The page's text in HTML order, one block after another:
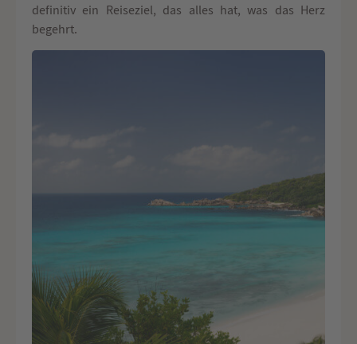
definitiv ein Reiseziel, das alles hat, was das Herz
begehrt.